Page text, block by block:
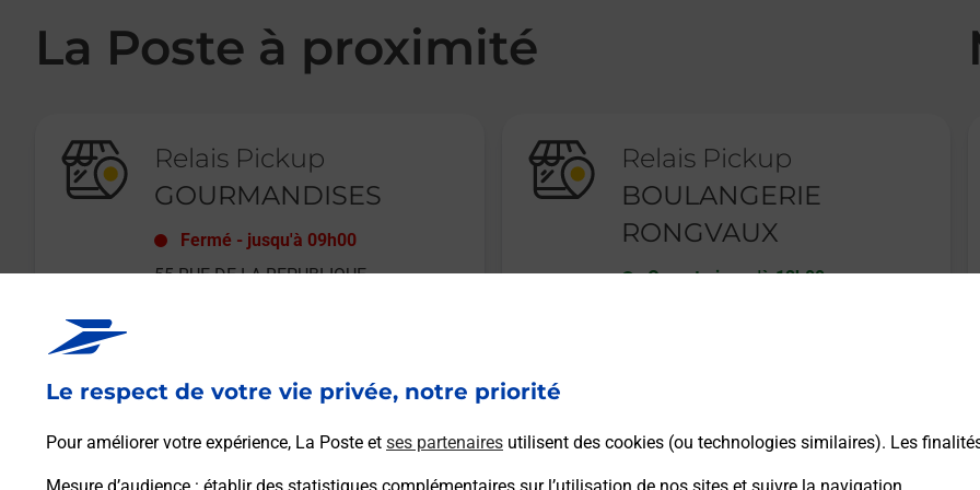
Le respect de votre vie privée, notre priorité
Pour améliorer votre expérience, La Poste et ses partenaires utilisent des cookies (ou technologies similaires). Les
La Poste à proximité
Relais Pickup
GOURMANDISES
Fermé - jusqu'à 09h00
55 RUE DE LA REPUBLIQUE
En savoir plus
Relais Pickup
BOULANGERIE
RONGVAUX
Ouvert-jusqu'à 12h00